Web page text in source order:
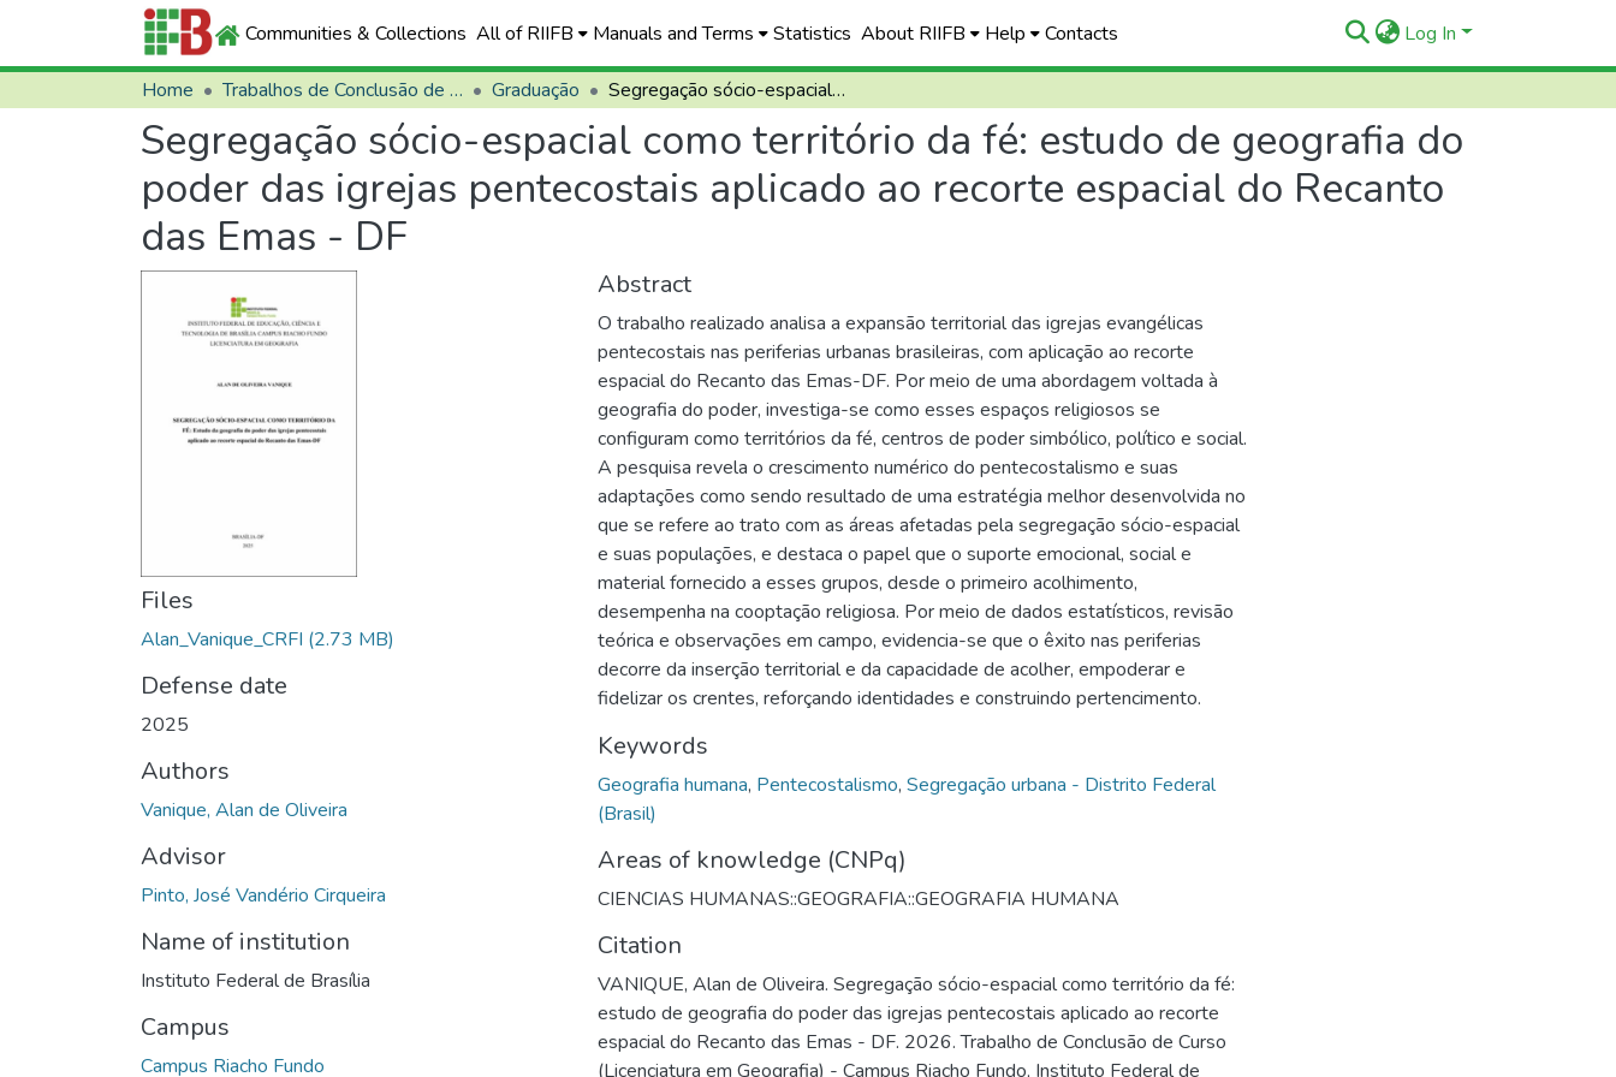
Communities & Collections All of RIIFB Manuals and Terms Statistics About RIIFB Help Contacts Log In
Home Trabalhos de Conclusão de Curso (TCCs) Graduação Segregação sócio-espacial como território da fé: estudo de geografia do poder das igrejas pentecostais aplicado ao recorte espacial do Recanto das Emas - DF
Segregação sócio-espacial como território da fé: estudo de geografia do
poder das igrejas pentecostais aplicado ao recorte espacial do Recanto
das Emas - DF
Files
Alan_Vanique_CRFI (2.73 MB)
Defense date
2025
Authors
Vanique, Alan de Oliveira
Advisor
Pinto, José Vandério Cirqueira
Name of institution
Instituto Federal de Brasília
Campus
Campus Riacho Fundo
Abstract
O trabalho realizado analisa a expansão territorial das igrejas evangélicas
pentecostais nas periferias urbanas brasileiras, com aplicação ao recorte
espacial do Recanto das Emas-DF. Por meio de uma abordagem voltada à
geografia do poder, investiga-se como esses espaços religiosos se
configuram como territórios da fé, centros de poder simbólico, político e social.
A pesquisa revela o crescimento numérico do pentecostalismo e suas
adaptações como sendo resultado de uma estratégia melhor desenvolvida no
que se refere ao trato com as áreas afetadas pela segregação sócio-espacial
e suas populações, e destaca o papel que o suporte emocional, social e
material fornecido a esses grupos, desde o primeiro acolhimento,
desempenha na cooptação religiosa. Por meio de dados estatísticos, revisão
teórica e observações em campo, evidencia-se que o êxito nas periferias
decorre da inserção territorial e da capacidade de acolher, empoderar e
fidelizar os crentes, reforçando identidades e construindo pertencimento.
Keywords
Geografia humana, Pentecostalismo, Segregação urbana - Distrito Federal
(Brasil)
Areas of knowledge (CNPq)
CIENCIAS HUMANAS::GEOGRAFIA::GEOGRAFIA HUMANA
Citation
VANIQUE, Alan de Oliveira. Segregação sócio-espacial como território da fé:
estudo de geografia do poder das igrejas pentecostais aplicado ao recorte
espacial do Recanto das Emas - DF. 2026. Trabalho de Conclusão de Curso
(Licenciatura em Geografia) - Campus Riacho Fundo, Instituto Federal de